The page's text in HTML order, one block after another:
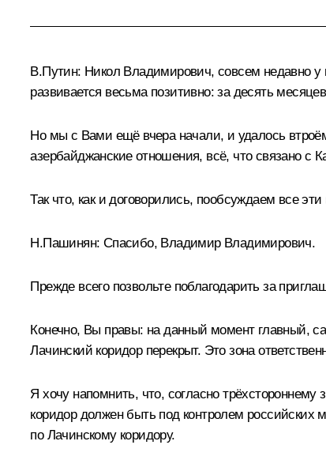
В.Путин: Никол Владимирович, совсем недавно у
развивается весьма позитивно: за десять
Но мы с Вами ещё вчера начали, и удалось
азербайджанские отношения, всё, что связано с
Так что, как и договорились, пообсуждаем все
Н.Пашинян: Спасибо, Владимир Владимирович.
Прежде всего позвольте поблагодарить за
Конечно, Вы правы: на данный момент главный,
Лачинский коридор перекрыт. Это зона
Я хочу напомнить, что, согласно
коридор должен быть под контролем российских
по Лачинскому коридору.